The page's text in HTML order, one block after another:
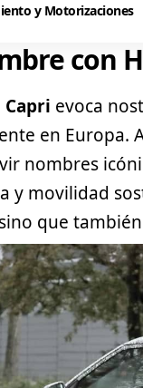
y Motorizaciones
con
Capri evoca
en Europa.
nombres
y movilidad
que